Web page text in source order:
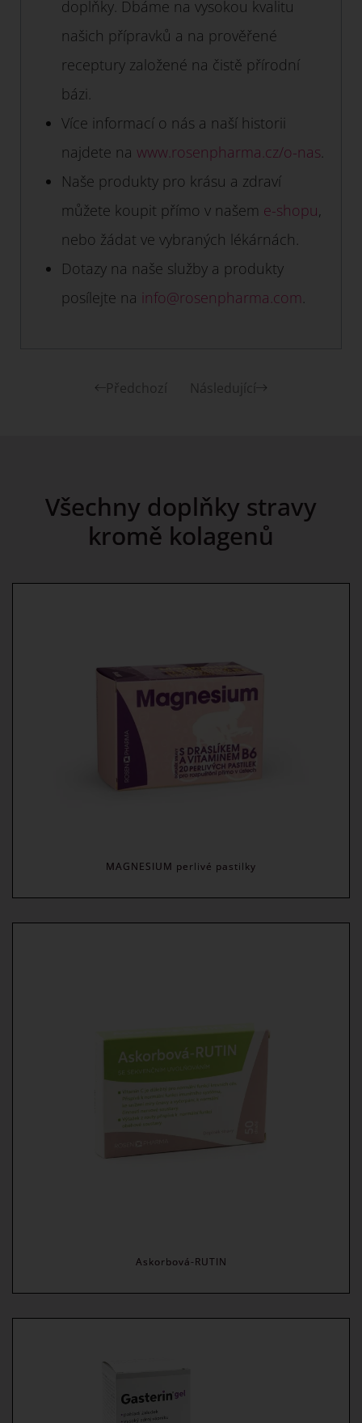
doplňky. Dbáme na vysokou kvalitu
našich přípravků a na prověřené
receptury založené na čistě přírodní
bázi.
Více informací o nás a naší historii
najdete na www.rosenpharma.cz/o-nas
Naše produkty pro krásu a zdraví
můžete koupit přímo v našem e-shopu,
nebo žádat ve vybraných lékárnách.
Dotazy na naše služby a produkty
posílejte na info@rosenpharma.com
Předchozí Následující
Všechny doplňky stravy
kromě kolagenů
MAGNESIUM perlivé pastilky
Askorbová-RUTIN